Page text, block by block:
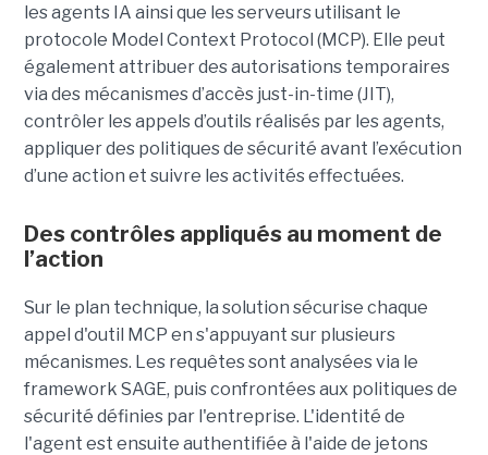
les agents IA ainsi que les serveurs utilisant le
protocole Model Context Protocol (MCP). Elle peut
également attribuer des autorisations temporaires
via des mécanismes d’accès just-in-time (JIT),
contrôler les appels d’outils réalisés par les agents,
appliquer des politiques de sécurité avant l’exécution
d’une action et suivre les activités effectuées.
Des contrôles appliqués au moment de
l’action
Sur le plan technique, la solution sécurise chaque
appel d'outil MCP en s'appuyant sur plusieurs
mécanismes. Les requêtes sont analysées via le
framework SAGE, puis confrontées aux politiques de
sécurité définies par l'entreprise. L'identité de
l'agent est ensuite authentifiée à l'aide de jetons